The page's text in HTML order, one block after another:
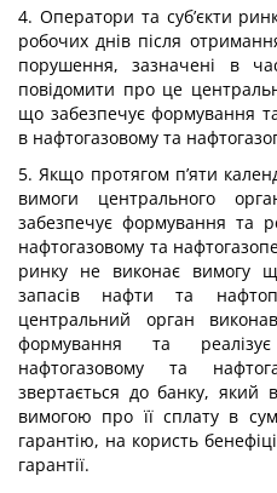
4. Оператори та суб’єкти
робочих днів після
порушення, зазначені в
повідомити про це
що забезпечує формування
в нафтогазовому та
5. Якщо протягом п’яти
вимоги центрального
забезпечує формування та
нафтогазовому та
ринку не виконає вимогу
запасів нафти та
центральний орган
формування та
нафтогазовому та
звертається до банку, який
вимогою про її сплату в
гарантію, на користь
гарантії.